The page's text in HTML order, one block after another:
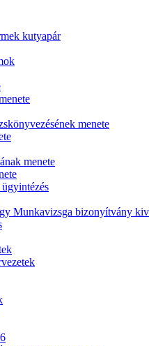
kutyapár
menete
menete
Munkavizsga bizonyítvány